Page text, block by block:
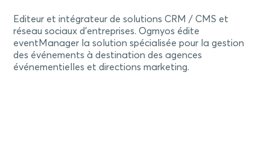
Editeur et intégrateur de solutions CRM / CMS et
réseau sociaux d’entreprises. Ogmyos édite
eventManager la solution spécialisée pour la gestion
des événements à destination des agences
événementielles et directions marketing.